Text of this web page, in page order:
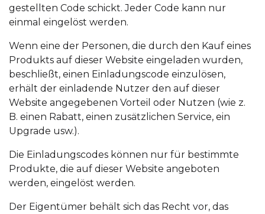
gestellten Code schickt. Jeder Code kann nur
einmal eingelöst werden.
Wenn eine der Personen, die durch den Kauf eines
Produkts auf dieser Website eingeladen wurden,
beschließt, einen Einladungscode einzulösen,
erhält der einladende Nutzer den auf dieser
Website angegebenen Vorteil oder Nutzen (wie z.
B. einen Rabatt, einen zusätzlichen Service, ein
Upgrade usw.).
Die Einladungscodes können nur für bestimmte
Produkte, die auf dieser Website angeboten
werden, eingelöst werden.
Der Eigentümer behält sich das Recht vor, das